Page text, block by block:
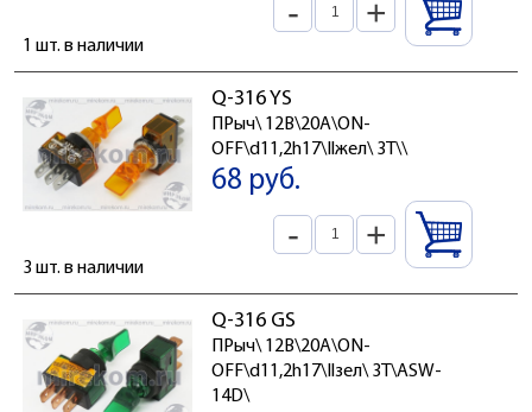
- +
1 шт. в наличии
Q-316 YS
ПРыч\ 12В\20А\ON-
OFF\d11,2h17\Ilжел\ 3T\\
68 руб.
- +
3 шт. в наличии
Q-316 GS
ПРыч\ 12В\20А\ON-
OFF\d11,2h17\Ilзел\ 3T\ASW-
14D\